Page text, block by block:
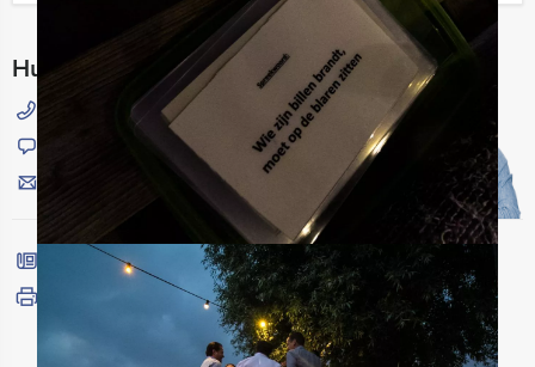
Hulp nodig bij het kiezen?
015 204 40 00
Chat met Jeroen
Stuur ons een mailtje
Bel mij terug
Bekijk printbare versie